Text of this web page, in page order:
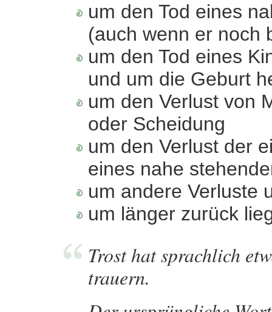
um den Tod eines
(auch wenn er noch
um den Tod eines
und um die Geburt
um den Verlust von
oder Scheidung
um den Verlust der
eines nahe
um andere Verluste
um länger zurück
Trost hat sprachlich
trauern.